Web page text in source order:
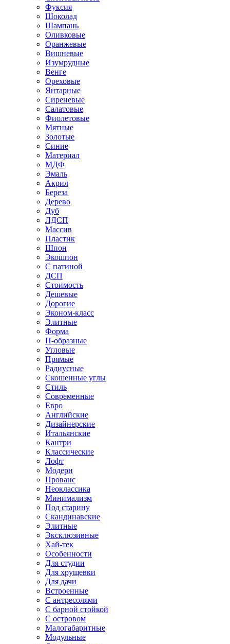
Фуксия
Шоколад
Шампань
Оливковые
Оранжевые
Вишневые
Изумрудные
Венге
Ореховые
Янтарные
Сиреневые
Салатовые
Фиолетовые
Мятные
Золотые
Синие
Материал
МДФ
Эмаль
Акрил
Береза
Дерево
Дуб
ЛДСП
Массив
Пластик
Шпон
Экошпон
С патиной
ДСП
Стоимость
Дешевые
Дорогие
Эконом-класс
Элитные
Форма
П-образные
Угловые
Прямые
Радиусные
Скошенные углы
Стиль
Современные
Евро
Английские
Дизайнерские
Итальянские
Кантри
Классические
Лофт
Модерн
Прованс
Неоклассика
Минимализм
Под старину
Скандинавские
Элитные
Эксклюзивные
Хай-тек
Особенности
Для студии
Для хрущевки
Для дачи
Встроенные
С антресолями
С барной стойкой
С островом
Малогабаритные
Модульные